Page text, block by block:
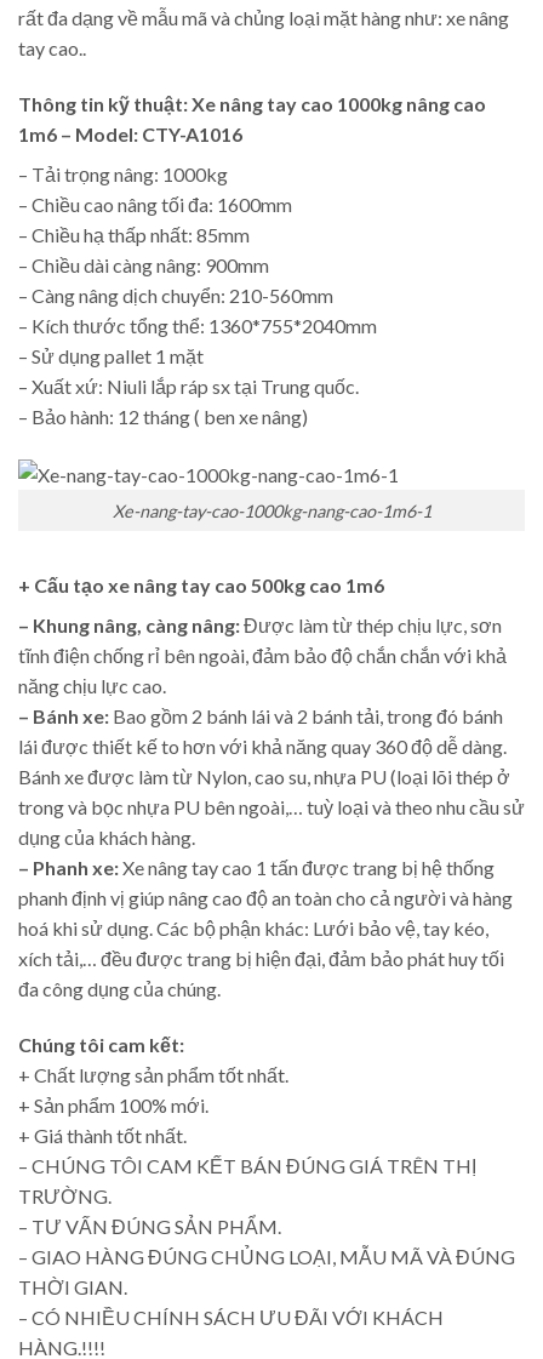
rất đa dạng về mẫu mã và chủng loại mặt hàng như: xe nâng
tay cao..
Thông tin kỹ thuật: Xe nâng tay cao 1000kg nâng cao
1m6 – Model: CTY-A1016
– Tải trọng nâng: 1000kg
– Chiều cao nâng tối đa: 1600mm
– Chiều hạ thấp nhất: 85mm
– Chiều dài càng nâng: 900mm
– Càng nâng dịch chuyển: 210-560mm
– Kích thước tổng thể: 1360*755*2040mm
– Sử dụng pallet 1 mặt
– Xuất xứ: Niuli lắp ráp sx tại Trung quốc.
– Bảo hành: 12 tháng ( ben xe nâng)
Xe-nang-tay-cao-1000kg-nang-cao-1m6-1
+ Cấu tạo xe nâng tay cao 500kg cao 1m6
– Khung nâng, càng nâng:Được làm từ thép chịu lực, sơn
tĩnh điện chống rỉ bên ngoài, đảm bảo độ chắn chắn với khả
năng chịu lực cao.
– Bánh xe: Bao gồm 2 bánh lái và 2 bánh tải, trong đó bánh
lái được thiết kế to hơn với khả năng quay 360 độ dễ dàng.
Bánh xe được làm từ Nylon, cao su, nhựa PU (loại lõi thép ở
trong và bọc nhựa PU bên ngoài,… tuỳ loại và theo nhu cầu sử
dụng của khách hàng.
– Phanh xe:Xe nâng tay cao 1 tấn được trang bị hệ thống
phanh định vị giúp nâng cao độ an toàn cho cả người và hàng
hoá khi sử dụng. Các bộ phận khác: Lưới bảo vệ, tay kéo,
xích tải,… đều được trang bị hiện đại, đảm bảo phát huy tối
đa công dụng của chúng.
Chúng tôi cam kết:
+ Chất lượng sản phẩm tốt nhất.
+ Sản phẩm 100% mới.
+ Giá thành tốt nhất.
– CHÚNG TÔI CAM KẾT BÁN ĐÚNG GIÁ TRÊN THỊ
TRƯỜNG.
– TƯ VẤN ĐÚNG SẢN PHẨM.
– GIAO HÀNG ĐÚNG CHỦNG LOẠI, MẪU MÃ VÀ ĐÚNG
THỜI GIAN.
– CÓ NHIỀU CHÍNH SÁCH ƯU ĐÃI VỚI KHÁCH
HÀNG.!!!!